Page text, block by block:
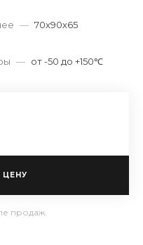
— 70х90х65
— от -50 до +150℃
ЦЕНУ
продаж.